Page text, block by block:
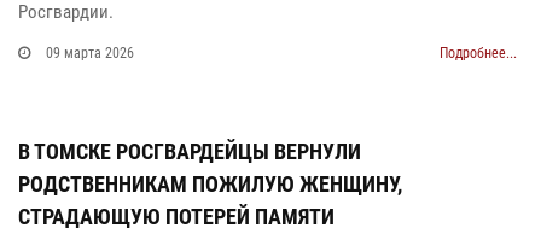
Росгвардии.
09 марта 2026 Подробнее...
В ТОМСКЕ РОСГВАРДЕЙЦЫ ВЕРНУЛИ
РОДСТВЕННИКАМ ПОЖИЛУЮ ЖЕНЩИНУ,
СТРАДАЮЩУЮ ПОТЕРЕЙ ПАМЯТИ